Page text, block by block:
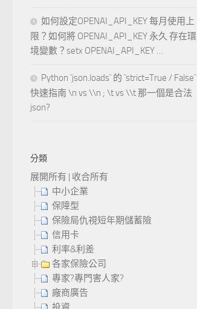
如何設定OPENAI_API_KEY 每月使用上
限？如何將 OPENAI_API_KEY 永久 存在環
境變數？setx OPENAI_API_KEY …
Python `json.loads` 的 `strict=True / False`
快速指南 \n vs \\n ; \t vs \\t 那一個是合法
json?
分類
展開所有 | 收合所有
中小企業
保障型
保險局仇視短年期儲蓄險
信用卡
利率&利差
各家保險公司
專家?專門害人家?
廠商廣告